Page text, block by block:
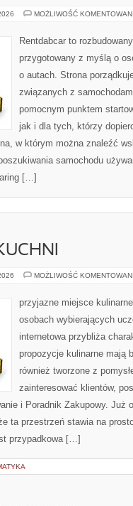
MOŻLIWOŚĆ
Rentdabcar to
przygotowany z myślą o
o autach. Strona
związanych z
pomocnym punktem
jak i dla tych, którzy
w którym można znaleźć
samochodu
[…]
MOŻLIWOŚĆ
przyjazne miejsce
osobach wybierających
internetowa przybliża
propozycje kulinarne mają
również tworzone z
zainteresować klientów,
i Poradnik Zakupowy. Już
ta przestrzeń stawia na
przypadkowa […]